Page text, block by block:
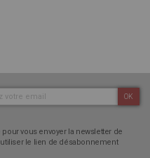
OK
vous envoyer la newsletter de
le lien de désabonnement